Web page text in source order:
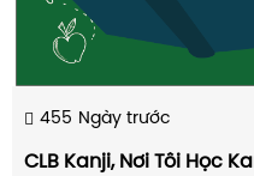
455 Ngày trước
CLB Kanji, Nơi Tôi Học